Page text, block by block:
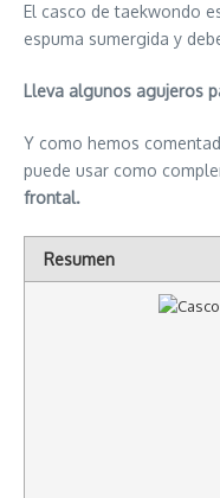
El casco de taekwondo
espuma sumergida y
Lleva algunos agujeros
Y como hemos
puede usar como
frontal.
Resumen